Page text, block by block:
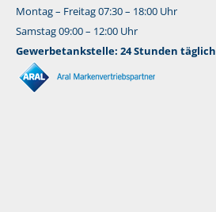
Montag – Freitag 07:30 – 18:00 Uhr
Samstag 09:00 – 12:00 Uhr
Gewerbetankstelle: 24 Stunden täglich